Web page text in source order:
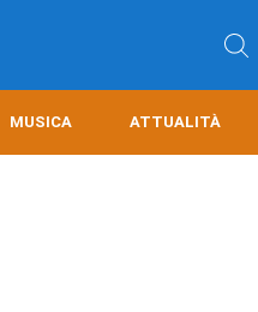
MUSICA ATTUALITÀ